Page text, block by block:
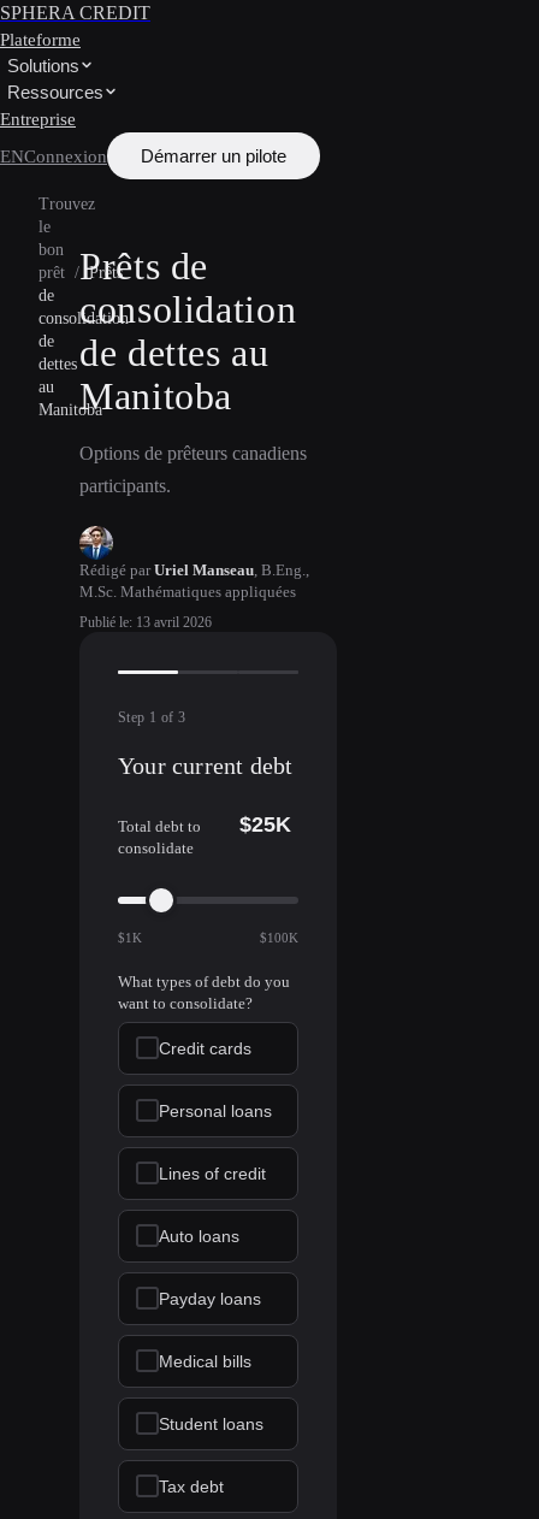
SPHERA CREDIT
Plateforme
Solutions
Ressources
Entreprise
ENConnexion Démarrer un pilote
Trouvez
le
bon
prêt / Prêts
de
consolidation
de
dettes
au
Manitoba
Prêts de
consolidation
de dettes au
Manitoba
Options de prêteurs canadiens
participants.
Rédigé par Uriel Manseau B.Eng.,
M.Sc. Mathématiques appliquées
Publié le: 13 avril 2026
Step 1 of 3
Your current debt
Total debt to
consolidate
$25K
$1K $100K
What types of debt do you
want to consolidate?
Credit cards
Personal loans
Lines of credit
Auto loans
Payday loans
Medical bills
Student loans
Tax debt